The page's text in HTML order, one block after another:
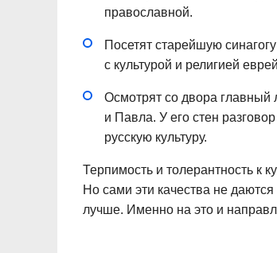
православной.
Посетят старейшую
с культурой и религией
Осмотрят со двора главный
и Павла. У его стен
русскую культуру.
Терпимость и толерантность к
Но сами эти качества не
лучше. Именно на это и